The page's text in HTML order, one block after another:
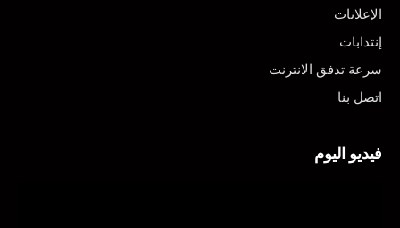
الإعلانات
إنتدابات
سرعة تدفق الانترنت
اتصل بنا
فيديو اليوم